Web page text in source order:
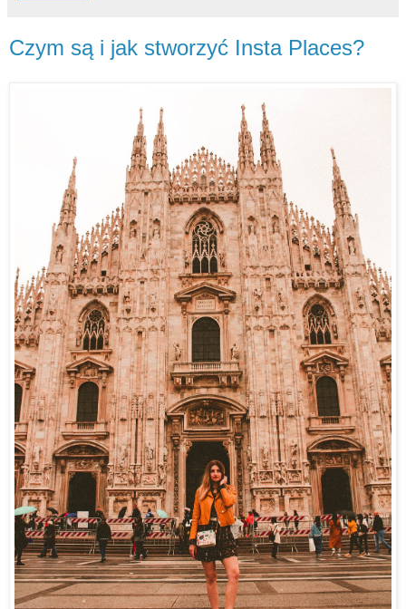
Czym są i jak stworzyć Insta Places?